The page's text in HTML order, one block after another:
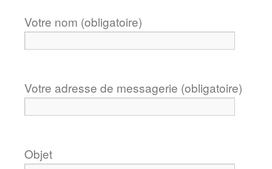
Votre nom (obligatoire)
Votre adresse de messagerie (obligatoire)
Objet